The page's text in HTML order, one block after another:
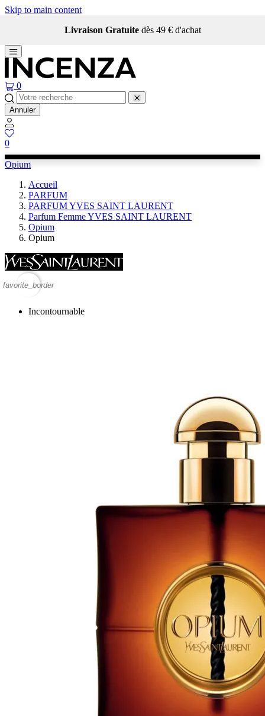
Skip to main content
Livraison Gratuite dès 49 € d'achat
0
Annuler
0
Opium
Accueil
PARFUM
PARFUM YVES SAINT LAURENT
Parfum Femme YVES SAINT LAURENT
Opium
Opium
favorite_border
Incontournable